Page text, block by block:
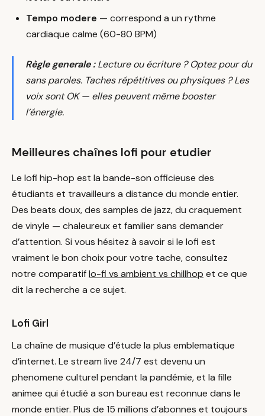
Tempo modere — correspond a un rythme
cardiaque calme (60-80 BPM)
Règle generale :Lecture ou écriture ? Optez pour du
sans paroles. Taches répétitives ou physiques ? Les
voix sont OK — elles peuvent même booster
l’énergie.
Meilleures chaînes lofi pour etudier
Le lofi hip-hop est la bande-son officieuse des
étudiants et travailleurs a distance du monde entier.
Des beats doux, des samples de jazz, du craquement
de vinyle — chaleureux et familier sans demander
d’attention. Si vous hésitez à savoir si le lofi est
vraiment le bon choix pour votre tache, consultez
notre comparatiflo-fi vs ambient vs chillhop et ce que
dit la recherche a ce sujet.
Lofi Girl
La chaîne de musique d’étude la plus emblematique
d’internet. Le stream live 24/7 est devenu un
phenomene culturel pendant la pandémie, et la fille
animee qui étudié a son bureau est reconnue dans le
monde entier. Plus de 15 millions d’abonnes et toujours